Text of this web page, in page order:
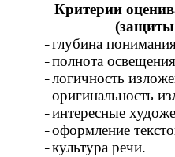
Критерии
(защиты
глубина
полнота
логичность
оригинальность
интересные
оформление
культура речи.